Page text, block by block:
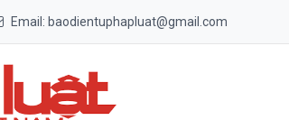
Email: baodientuphapluat@gmail.com